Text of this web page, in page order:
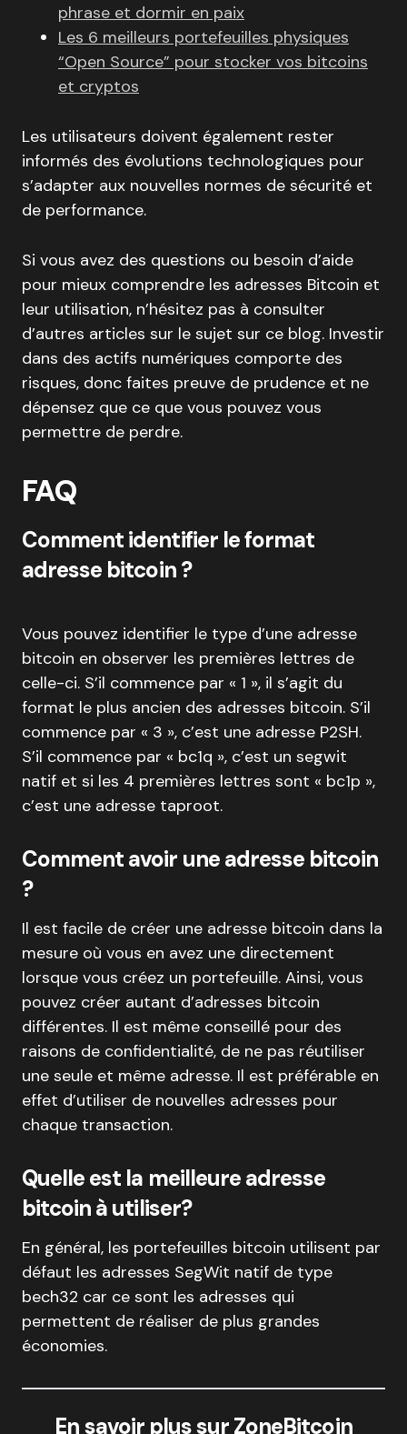
phrase et dormir en paix
Les 6 meilleurs portefeuilles physiques
“Open Source” pour stocker vos bitcoins
et cryptos
Les utilisateurs doivent également rester
informés des évolutions technologiques pour
s’adapter aux nouvelles normes de sécurité et
de performance.
Si vous avez des questions ou besoin d’aide
pour mieux comprendre les adresses Bitcoin et
leur utilisation, n’hésitez pas à consulter
d’autres articles sur le sujet sur ce blog. Investir
dans des actifs numériques comporte des
risques, donc faites preuve de prudence et ne
dépensez que ce que vous pouvez vous
permettre de perdre.
FAQ
Comment identifier le format
adresse bitcoin ?
Vous pouvez identifier le type d’une adresse
bitcoin en observer les premières lettres de
celle-ci. S’il commence par « 1 », il s’agit du
format le plus ancien des adresses bitcoin. S’il
commence par « 3 », c’est une adresse P2SH.
S’il commence par « bc1q », c’est un segwit
natif et si les 4 premières lettres sont « bc1p »,
c’est une adresse taproot.
Comment avoir une adresse bitcoin
?
Il est facile de créer une adresse bitcoin dans la
mesure où vous en avez une directement
lorsque vous créez un portefeuille. Ainsi, vous
pouvez créer autant d’adresses bitcoin
différentes. Il est même conseillé pour des
raisons de confidentialité, de ne pas réutiliser
une seule et même adresse. Il est préférable en
effet d’utiliser de nouvelles adresses pour
chaque transaction.
Quelle est la meilleure adresse
bitcoin à utiliser?
En général, les portefeuilles bitcoin utilisent par
défaut les adresses SegWit natif de type
bech32 car ce sont les adresses qui
permettent de réaliser de plus grandes
économies.
En savoir plus sur ZoneBitcoin